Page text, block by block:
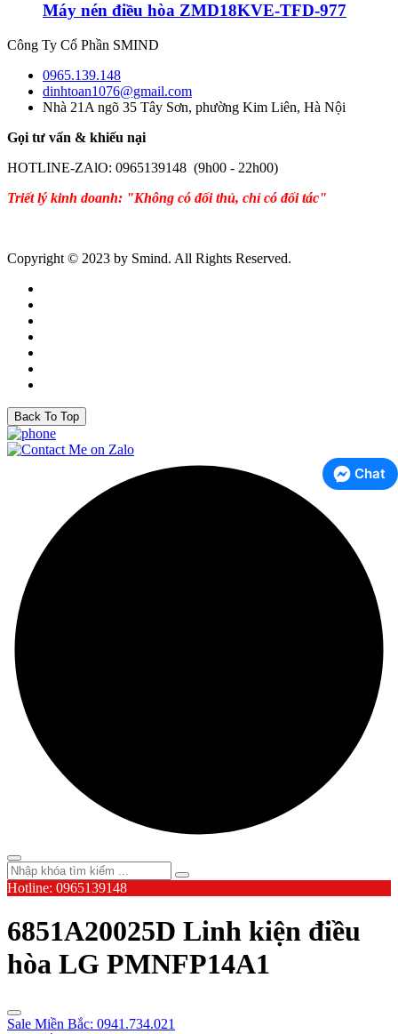
Máy nén điều hòa ZMD18KVE-TFD-977
Công Ty Cổ Phần SMIND
0965.139.148
dinhtoan1076@gmail.com
Nhà 21A ngõ 35 Tây Sơn, phường Kim Liên, Hà Nội
Gọi tư vấn & khiếu nại
HOTLINE-ZAlO: 0965139148 (9h00 - 22h00)
Triết lý kinh doanh: "Không có đối thủ, chỉ có đối tác"
Copyright © 2023 by Smind. All Rights Reserved.
Back To Top
Chat
Hotline: 0965139148
6851A20025D Linh kiện điều
hòa LG PMNFP14A1
Sale Miền Bắc: 0941.734.021